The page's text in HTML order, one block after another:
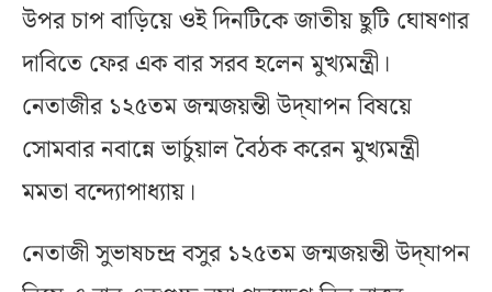
উপর চাপ বাড়িয়ে ওই দিনটিকে জাতীয় ছুটি ঘোষণার
দাবিতে ফের এক বার সরব হলেন মুখ্যমন্ত্রী।
নেতাজীর ১২৫তম জন্মজয়ন্তী উদ্‌যাপন বিষয়ে
সোমবার নবান্নে ভার্চুয়াল বৈঠক করেন মুখ্যমন্ত্রী
মমতা বন্দ্যোপাধ্যায়।
নেতাজী সুভাষচন্দ্র বসুর ১২৫তম জন্মজয়ন্তী উদ্‌যাপন